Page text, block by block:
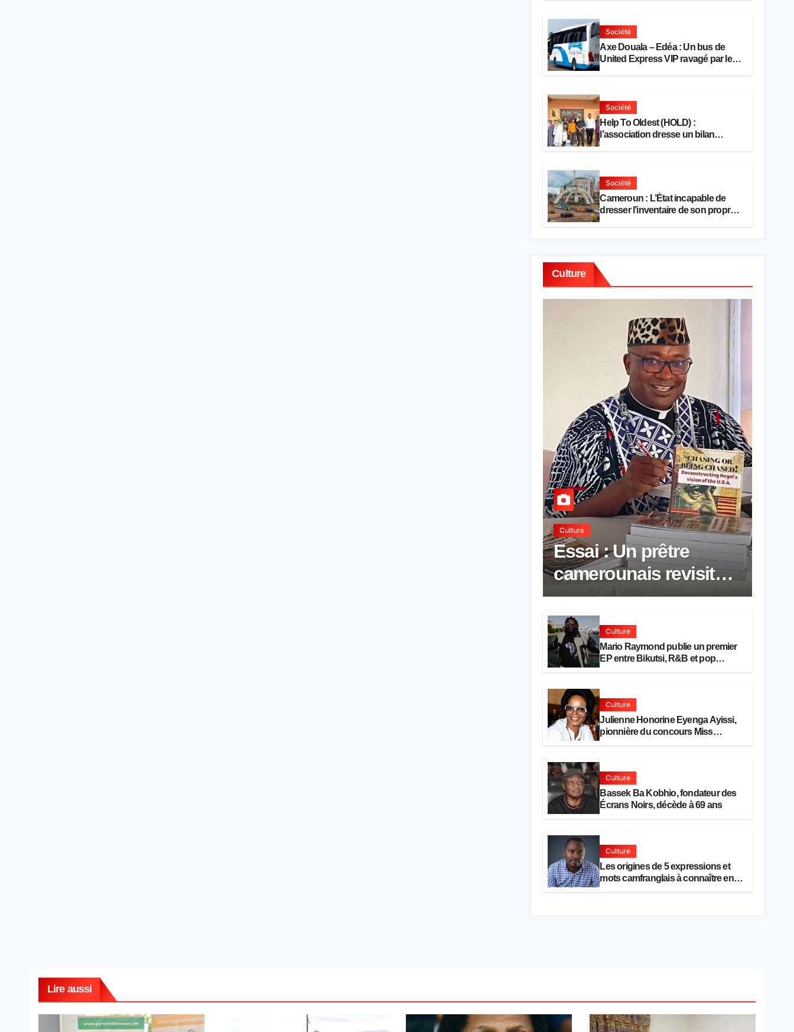
Société
Axe Douala – Edéa : Un bus de
United Express VIP ravagé par les
Société
Help To Oldest (HOLD) :
l’association dresse un bilan
Société
Cameroun : L’État incapable de
dresser l’inventaire de son propre
Culture
Culture
Essai : Un prêtre
camerounais revisite
la pensée de Hegel à
travers le rêve
américain
Culture
Mario Raymond publie un premier
EP entre Bikutsi, R&B et pop
Culture
Julienne Honorine Eyenga Ayissi,
pionnière du concours Miss
Culture
Bassek Ba Kobhio, fondateur des
Écrans Noirs, décède à 69 ans
Culture
Les origines de 5 expressions et
mots camfranglais à connaître en
Lire aussi